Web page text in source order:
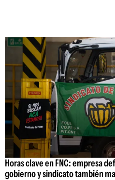
Horas clave en FNC: empresa
gobierno y sindicato también